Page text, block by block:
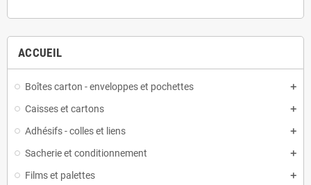
ACCUEIL
Boîtes carton - enveloppes et pochettes
Caisses et cartons
Adhésifs - colles et liens
Sacherie et conditionnement
Films et palettes